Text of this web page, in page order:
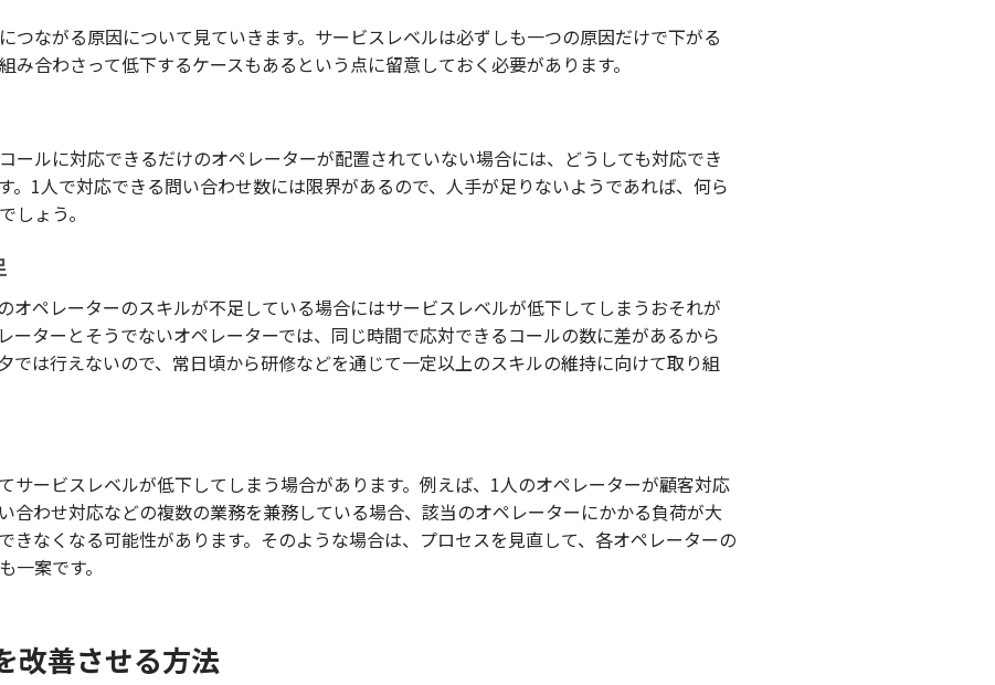
つながる原因について見ていきます。サービスレベルは必ずしも一つの原因だけで下がる
み合わさって低下するケースもあるという点に留意しておく必要があります。
ールに対応できるだけのオペレーターが配置されていない場合には、どうしても対応でき
。1人で対応できる問い合わせ数には限界があるので、人手が足りないようであれば、何ら
しょう。
オペレーターのスキルが不足している場合にはサービスレベルが低下してしまうおそれが
ーターとそうでないオペレーターでは、同じ時間で応対できるコールの数に差があるから
では行えないので、常日頃から研修などを通じて一定以上のスキルの維持に向けて取り組
サービスレベルが低下してしまう場合があります。例えば、1人のオペレーターが顧客対応
合わせ対応などの複数の業務を兼務している場合、該当のオペレーターにかかる負荷が大
きなくなる可能性があります。そのような場合は、プロセスを見直して、各オペレーターの
一案です。
改善させる方法